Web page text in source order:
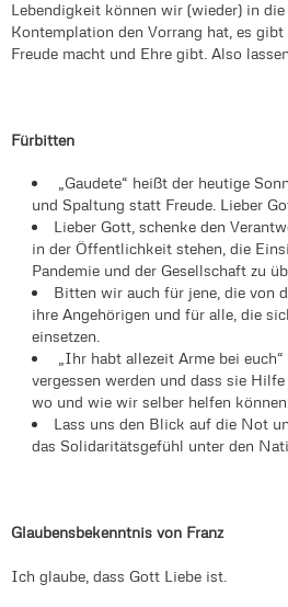
Lebendigkeit können wir (wieder) in
Kontemplation den Vorrang hat, es
Freude macht und Ehre gibt. Also
Fürbitten
„Gaudete“ heißt der heutige
und Spaltung statt Freude. Lieber
Lieber Gott, schenke den
in der Öffentlichkeit stehen, die
Pandemie und der Gesellschaft zu
Bitten wir auch für jene, die von
ihre Angehörigen und für alle, die
einsetzen.
„Ihr habt allezeit Arme bei
vergessen werden und dass sie
wo und wie wir selber helfen
Lass uns den Blick auf die Not
das Solidaritätsgefühl unter den
Glaubensbekenntnis von Franz
Ich glaube, dass Gott Liebe ist.